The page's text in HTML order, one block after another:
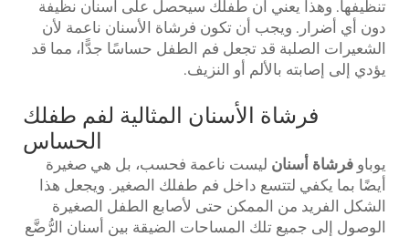
تنظيفها. وهذا يعني أن طفلك سيحصل على أسنان نظيفة
دون أي أضرار. ويجب أن تكون فرشاة الأسنان ناعمة لأن
الشعيرات الصلبة قد تجعل فم الطفل حساسًا جدًّا، مما قد
يؤدي إلى إصابته بالألم أو النزيف.
فرشاة الأسنان المثالية لفم طفلك
الحساس
يوباو فرشاة أسنان ليست ناعمة فحسب، بل هي صغيرة
أيضًا بما يكفي لتتسع داخل فم طفلك الصغير. ويجعل هذا
الشكل الفريد من الممكن حتى لأصابع الطفل الصغيرة
الوصول إلى جميع تلك المساحات الضيقة بين أسنان الرُّضَّع